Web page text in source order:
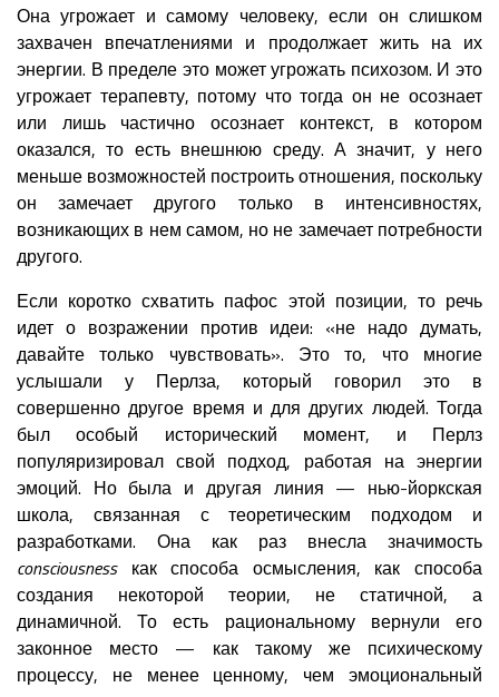
Она угрожает и самому человеку, если он слишком
захвачен впечатлениями и продолжает жить на их
энергии. В пределе это может угрожать психозом. И это
угрожает терапевту, потому что тогда он не осознает
или лишь частично осознает контекст, в котором
оказался, то есть внешнюю среду. А значит, у него
меньше возможностей построить отношения, поскольку
он замечает другого только в интенсивностях,
возникающих в нем самом, но не замечает потребности
другого.
Если коротко схватить пафос этой позиции, то речь
идет о возражении против идеи: «не надо думать,
давайте только чувствовать». Это то, что многие
услышали у Перлза, который говорил это в
совершенно другое время и для других людей. Тогда
был особый исторический момент, и Перлз
популяризировал свой подход, работая на энергии
эмоций. Но была и другая линия — нью-йоркская
школа, связанная с теоретическим подходом и
разработками. Она как раз внесла значимость
consciousnessкак способа осмысления, как способа
создания некоторой теории, не статичной, а
динамичной. То есть рациональному вернули его
законное место — как такому же психическому
процессу, не менее ценному, чем эмоциональный